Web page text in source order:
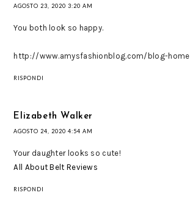
AGOSTO 23, 2020 3:20 AM
You both look so happy.
http://www.amysfashionblog.com/blog-home
RISPONDI
Elizabeth Walker
AGOSTO 24, 2020 4:54 AM
Your daughter looks so cute!
All About Belt Reviews
RISPONDI